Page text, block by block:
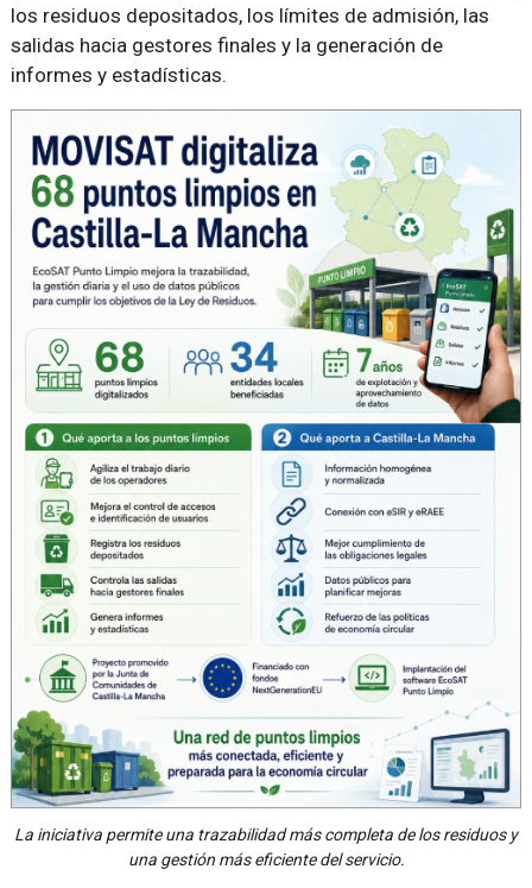
los residuos depositados, los límites de admisión, las
salidas hacia gestores finales y la generación de
informes y estadísticas.
La iniciativa permite una trazabilidad más completa de los residuos y
una gestión más eficiente del servicio.